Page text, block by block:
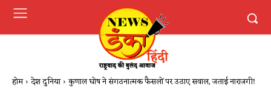
होम देश दुनिया कुणाल घोष ने संगठनात्मक फैसलों पर उठाए सवाल, जताई नाराजगी!